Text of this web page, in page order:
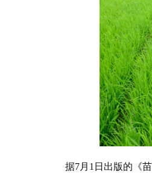
据7月1日出版的《